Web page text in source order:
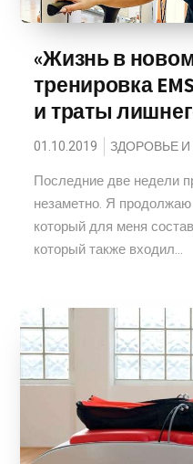
«Жизнь в
тренировка
и траты
01.10.2019 ЗДОРОВЬЕ
Последние две недели
незаметно. Я
который для меня
который также входил...